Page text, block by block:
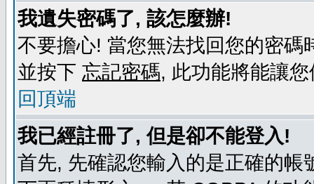
我遺失密碼了, 該怎麼辦!
不要擔心! 當您無法找回您的密
並按下 忘記密碼, 此功能將能讓
回頂端
我已經註冊了, 但是卻不能登入!
首先, 先確認您輸入的是正確的